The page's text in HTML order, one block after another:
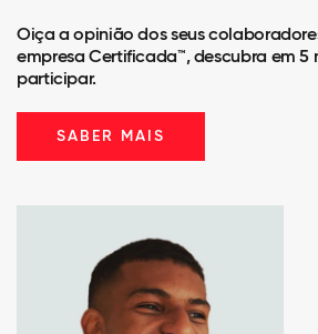
Oiça a opinião dos seus
empresa Certificada™, descubra em 5
participar.
SABER MAIS